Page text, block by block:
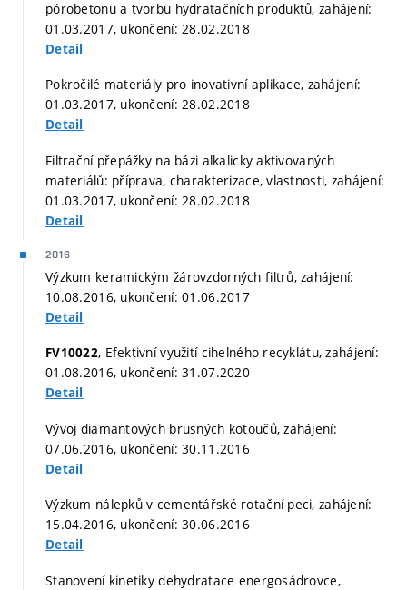
pórobetonu a tvorbu hydratačních produktů, zahájení:
01.03.2017, ukončení: 28.02.2018
Detail
Pokročilé materiály pro inovativní aplikace, zahájení:
01.03.2017, ukončení: 28.02.2018
Detail
Filtrační přepážky na bázi alkalicky aktivovaných
materiálů: příprava, charakterizace, vlastnosti, zahájení:
01.03.2017, ukončení: 28.02.2018
Detail
2016
Výzkum keramickým žárovzdorných filtrů, zahájení:
10.08.2016, ukončení: 01.06.2017
Detail
FV10022, Efektivní využití cihelného recyklátu, zahájení:
01.08.2016, ukončení: 31.07.2020
Detail
Vývoj diamantových brusných kotoučů, zahájení:
07.06.2016, ukončení: 30.11.2016
Detail
Výzkum nálepků v cementářské rotační peci, zahájení:
15.04.2016, ukončení: 30.06.2016
Detail
Stanovení kinetiky dehydratace energosádrovce,